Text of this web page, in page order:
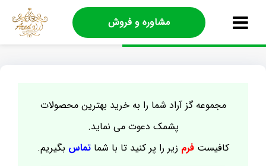
مشاوره و فروش
مجموعه گز آراد شما را به خرید بهترین محصولات
پشمک دعوت می نماید.
کافیستفرم زیر را پر کنید تا با شماتماس بگیریم.